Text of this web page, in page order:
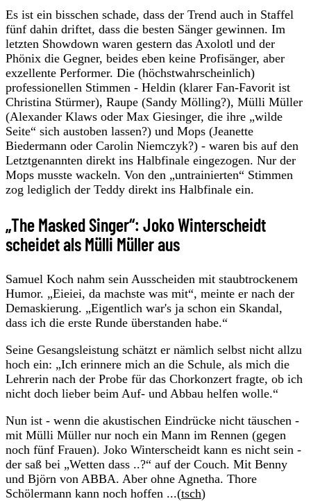
Es ist ein bisschen schade, dass der Trend auch in Staffel
fünf dahin driftet, dass die besten Sänger gewinnen. Im
letzten Showdown waren gestern das Axolotl und der
Phönix die Gegner, beides eben keine Profisänger, aber
exzellente Performer. Die (höchstwahrscheinlich)
professionellen Stimmen - Heldin (klarer Fan-Favorit ist
Christina Stürmer), Raupe (Sandy Mölling?), Mülli Müller
(Alexander Klaws oder Max Giesinger, die ihre „wilde
Seite“ sich austoben lassen?) und Mops (Jeanette
Biedermann oder Carolin Niemczyk?) - waren bis auf den
Letztgenannten direkt ins Halbfinale eingezogen. Nur der
Mops musste wackeln. Von den „untrainierten“ Stimmen
zog lediglich der Teddy direkt ins Halbfinale ein.
„The Masked Singer“: Joko Winterscheidt
scheidet als Mülli Müller aus
Samuel Koch nahm sein Ausscheiden mit staubtrockenem
Humor. „Eieiei, da machste was mit“, meinte er nach der
Demaskierung. „Eigentlich war's ja schon ein Skandal,
dass ich die erste Runde überstanden habe.“
Seine Gesangsleistung schätzt er nämlich selbst nicht allzu
hoch ein: „Ich erinnere mich an die Schule, als mich die
Lehrerin nach der Probe für das Chorkonzert fragte, ob ich
nicht doch lieber beim Auf- und Abbau helfen wolle.“
Nun ist - wenn die akustischen Eindrücke nicht täuschen -
mit Mülli Müller nur noch ein Mann im Rennen (gegen
noch fünf Frauen). Joko Winterscheidt kann es nicht sein -
der saß bei „Wetten dass ..?“ auf der Couch. Mit Benny
und Björn von ABBA. Aber ohne Agnetha. Thore
Schölermann kann noch hoffen ...(tsch)